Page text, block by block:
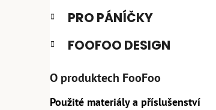
PRO PÁNÍČKY
FOOFOO DESIGN
O produktech FooFoo
Použité materiály a příslušenství